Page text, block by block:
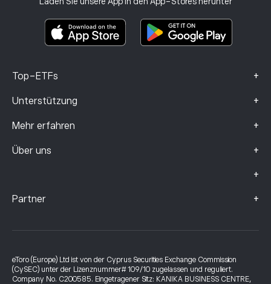
Top-ETFs +
Unterstützung +
Mehr erfahren +
Über uns +
+
Basisinformationsblatt
Beschwerdedaten (FCA-Kunden)
Partner +
eToro (Europe) Ltd ist von der Cyprus Securities Exchange Commission
(CySEC) unter der Lizenznummer# 109/10 zugelassen und reguliert.
Company No. C200585. Eingetragener Sitz: KANIKA BUSINESS CENTRE,